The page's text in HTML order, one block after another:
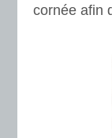
cornée afin